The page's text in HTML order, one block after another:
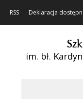
RSS Deklaracja
im. bł.